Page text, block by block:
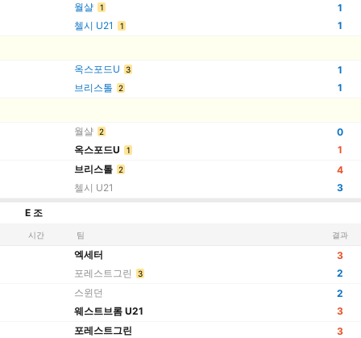
월샬 1
첼시 U21 1
1
1
옥스포드U 3
브리스톨 2
1
1
월샬 2
옥스포드U 1
0
1
브리스톨 2
첼시 U21
4
3
E 조
시간 팀 결과
엑세터
포레스트그린
3
3
2
스윈던
웨스트브롬 U21
2
3
포레스트그린
3